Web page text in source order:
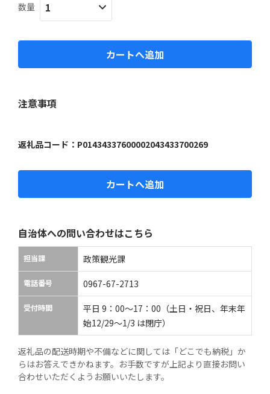
数量
カートへ追加
注意事項
返礼品コード： P01434337600002043433700269
カートへ追加
自治体への問い合わせはこちら
担当課 政策観光課
電話番号 0967-67-2713
受付時間
平日 9：00～17：00（土日・祝日、年末年
始12/29～1/3 は閉庁）
返礼品の配送時期や不備などに関しては「どこでも納税」か
らはお答えできかねます。お手数ですが上記より直接お問い
合わせいただくようお願いいたします。